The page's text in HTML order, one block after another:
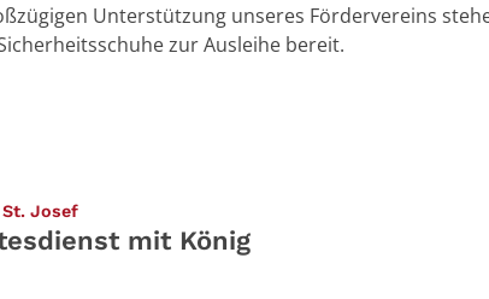
Unterstützung unseres Fördervereins
zur Ausleihe bereit.
Josef:
mit König